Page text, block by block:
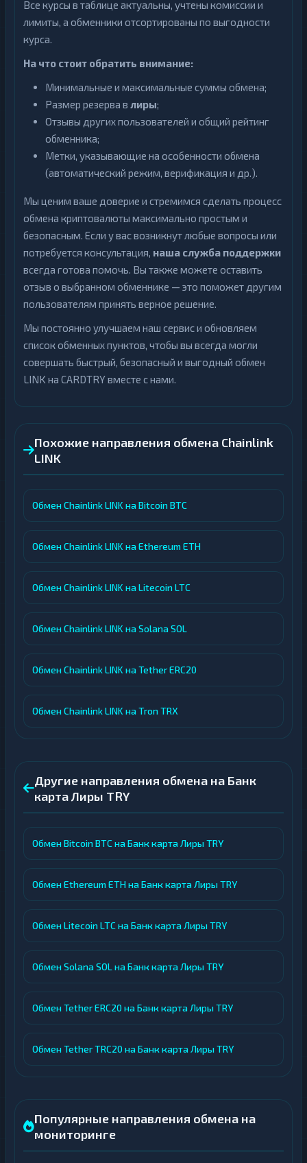
Все курсы в таблице актуальны, учтены комиссии и
лимиты, а обменники отсортированы по выгодности
курса.
На что стоит обратить внимание:
Минимальные и максимальные суммы обмена;
Размер резерва в лиры;
Отзывы других пользователей и общий рейтинг
обменника;
Метки, указывающие на особенности обмена
(автоматический режим, верификация и др.).
Мы ценим ваше доверие и стремимся сделать процесс
обмена криптовалюты максимально простым и
безопасным. Если у вас возникнут любые вопросы или
потребуется консультация, наша служба поддержки
всегда готова помочь. Вы также можете оставить
отзыв о выбранном обменнике — это поможет другим
пользователям принять верное решение.
Мы постоянно улучшаем наш сервис и обновляем
список обменных пунктов, чтобы вы всегда могли
совершать быстрый, безопасный и выгодный обмен
LINK на CARDTRY вместе с нами.
Похожие направления обмена Chainlink
LINK
Обмен Chainlink LINK на Bitcoin BTC
Обмен Chainlink LINK на Ethereum ETH
Обмен Chainlink LINK на Litecoin LTC
Обмен Chainlink LINK на Solana SOL
Обмен Chainlink LINK на Tether ERC20
Обмен Chainlink LINK на Tron TRX
Другие направления обмена на Банк
карта Лиры TRY
Обмен Bitcoin BTC на Банк карта Лиры TRY
Обмен Ethereum ETH на Банк карта Лиры TRY
Обмен Litecoin LTC на Банк карта Лиры TRY
Обмен Solana SOL на Банк карта Лиры TRY
Обмен Tether ERC20 на Банк карта Лиры TRY
Обмен Tether TRC20 на Банк карта Лиры TRY
Популярные направления обмена на
мониторинге